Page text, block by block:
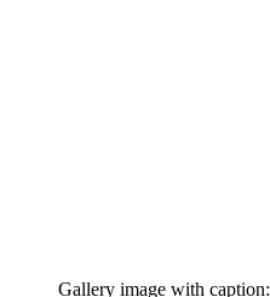
Gallery image with caption: